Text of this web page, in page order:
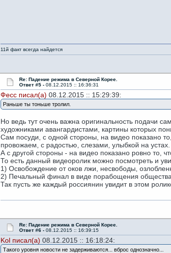
11й факт всегда найдется
Re: Падение режима в Северной Корее.
Ответ #5 - 08.12.2015 :: 16:36:31
Фесс писал(а) 08.12.2015 :: 15:29:39:
Раньше ты тоньше тролил.
Но ведь тут очень важна оригинальность подачи
художниками авангардистами, картины которых
Сам посуди, с одной стороны, на видео показано
провожаем, с радостью, слезами, улыбкой на устах.
А с другой стороны - на видео показано ровно то,
То есть данный видеоролик можно посмотреть и
1) Освобождение от оков лжи, несвободы,
2) Печальный финал в виде порабощения
Так пусть же каждый россиянин увидит в этом
Re: Падение режима в Северной Корее.
Ответ #6 - 08.12.2015 :: 16:39:15
Kol писал(а) 08.12.2015 :: 16:18:24:
Такого уровня новости не задерживаются... вброс однозначно...